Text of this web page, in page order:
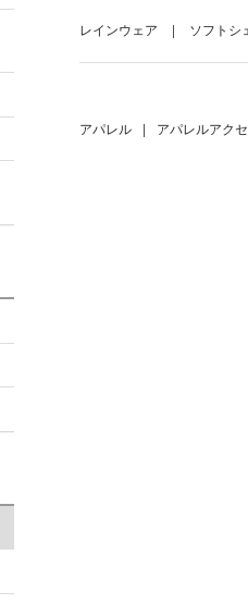
レインウェア ソフトシ
アパレル | アパレルアク